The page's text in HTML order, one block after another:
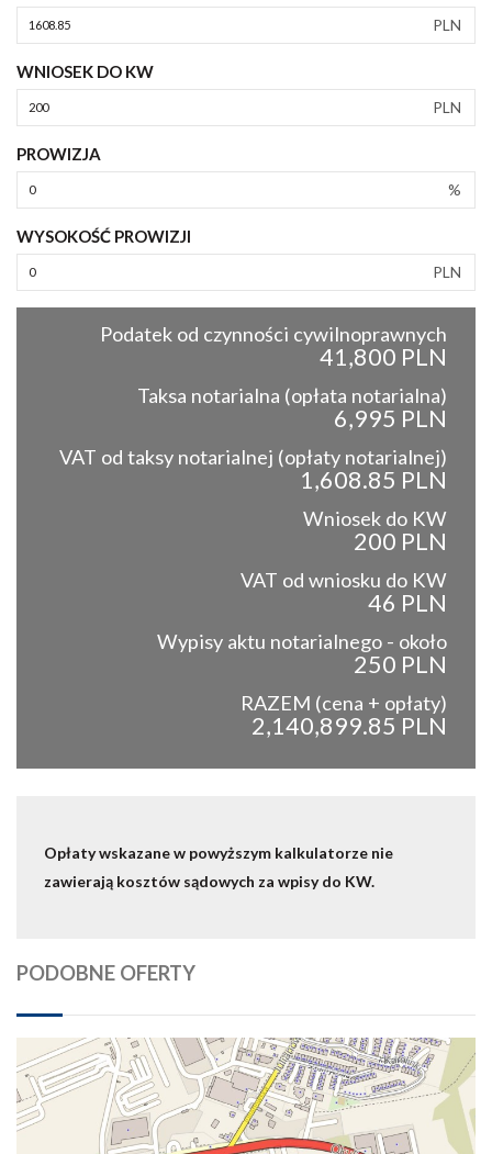
PLN
WNIOSEK DO KW
PLN
PROWIZJA
%
WYSOKOŚĆ PROWIZJI
PLN
Podatek od czynności cywilnoprawnych
41,800 PLN
Taksa notarialna (opłata notarialna)
6,995 PLN
VAT od taksy notarialnej (opłaty notarialnej)
1,608.85 PLN
Wniosek do KW
200 PLN
VAT od wniosku do KW
46 PLN
Wypisy aktu notarialnego - około
250 PLN
RAZEM (cena + opłaty)
2,140,899.85 PLN
Opłaty wskazane w powyższym kalkulatorze nie
zawierają kosztów sądowych za wpisy do KW.
PODOBNE OFERTY